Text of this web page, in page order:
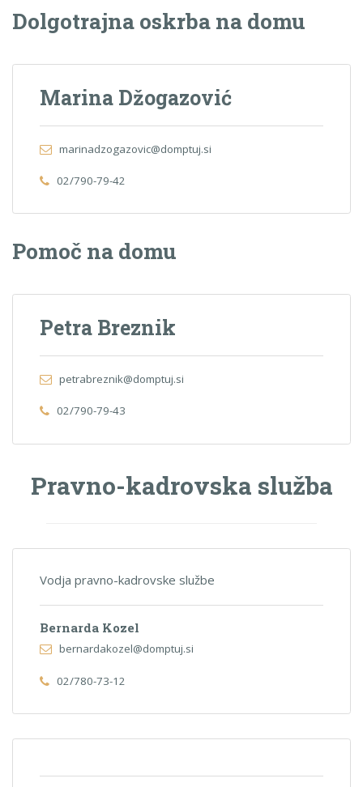
Dolgotrajna oskrba na domu
Marina Džogazović
marinadzogazovic@domptuj.si
02/790-79-42
Pomoč na domu
Petra Breznik
petrabreznik@domptuj.si
02/790-79-43
Pravno-kadrovska služba
Vodja pravno-kadrovske službe
Bernarda Kozel
bernardakozel@domptuj.si
02/780-73-12